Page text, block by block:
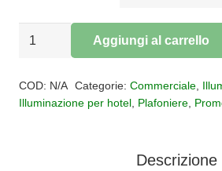
Plafoniera
quantità
Aggiungi al carrello
COD: N/A Categorie: Commerciale,
Illuminazione per hotel Plafoniere
Descrizione